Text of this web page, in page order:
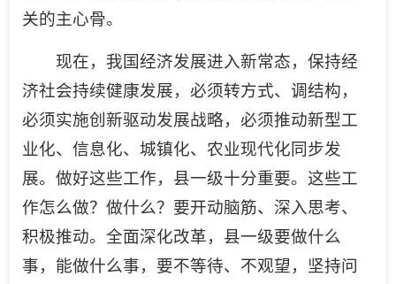
关的主心骨。
现在，我国经济发展进入新常态，保持经
济社会持续健康发展，必须转方式、调结构，
必须实施创新驱动发展战略，必须推动新型工
业化、信息化、城镇化、农业现代化同步发
展。做好这些工作，县一级十分重要。这些工
作怎么做？做什么？要开动脑筋、深入思考、
积极推动。全面深化改革，县一级要做什么
事，能做什么事，要不等待、不观望，坚持问